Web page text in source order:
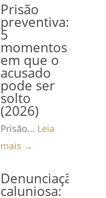
Prisão
preventiva:
5
momentos
em que o
acusado
pode ser
solto
(2026)
Prisão... Leia
mais →
Denunciação
caluniosa: